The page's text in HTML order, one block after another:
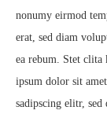
nonumy eirmod
erat, sed diam
ea rebum. Stet clita
ipsum dolor sit
sadipscing elitr,